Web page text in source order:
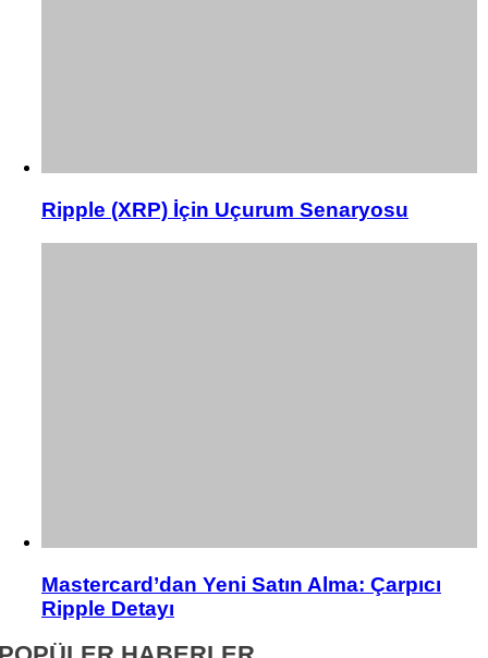
Ripple (XRP) İçin Uçurum Senaryosu
Mastercard’dan Yeni Satın Alma: Çarpıcı
Ripple Detayı